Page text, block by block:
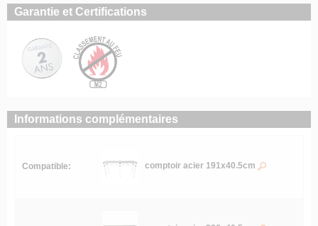
Garantie et Certifications
Informations complémentaires
Compatible: comptoir acier 191x40.5cm